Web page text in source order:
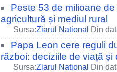
Peste 53 de milioane
agricultură și mediul rural
Sursa:Ziarul National Din
Papa Leon cere reguli
război: deciziile de viață
Sursa:Ziarul National Din